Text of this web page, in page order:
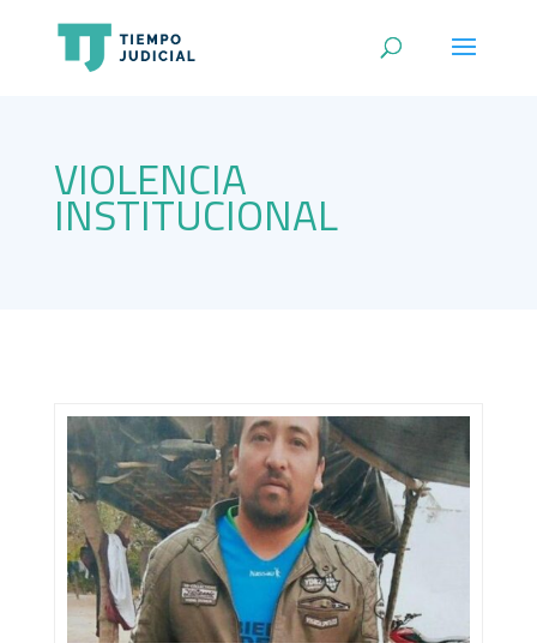
VIOLENCIA
INSTITUCIONAL